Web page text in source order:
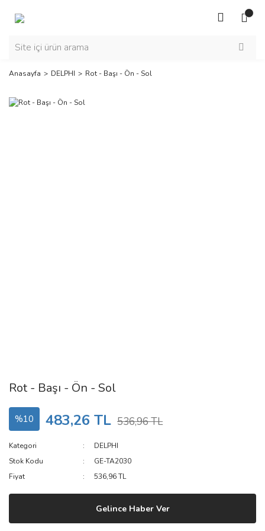
Anasayfa DELPHI Rot - Başı - Ön - Sol
Rot - Başı - Ön - Sol
%10 483,26 TL 536,96 TL
Kategori
DELPHI
Stok Kodu
GE-TA2030
Fiyat
536,96 TL
Gelince Haber Ver